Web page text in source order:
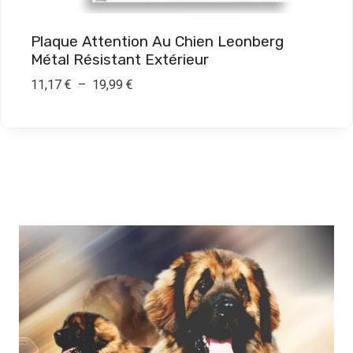
à
9
,
9
Plaque Attention Au Chien Leonberg
Métal Résistant Extérieur
11,17 € – 19,99 €P
p
x